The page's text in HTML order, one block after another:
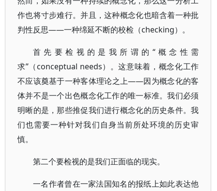
作也将寸步难行。并且，这种概念化也暗含着一种批
判性反思——一种绵延不断的校检（checking）。
首先要检视的是我所谓的“概念性需
求”（conceptual needs）。这意味着，概念化工作
不应该奠基于一种客体理论之上——因为概念化的客
体并不是一个出色概念化工作的唯一标准。我们必须
明晰的是，那些推促我们进行概念化的历史条件。我
们也需要一种针对我们自身当前所处环境的历史审
慎。
第二个要检视的是我们正面临的现实。
一名作者曾在一家法国知名的报纸上如此表达他